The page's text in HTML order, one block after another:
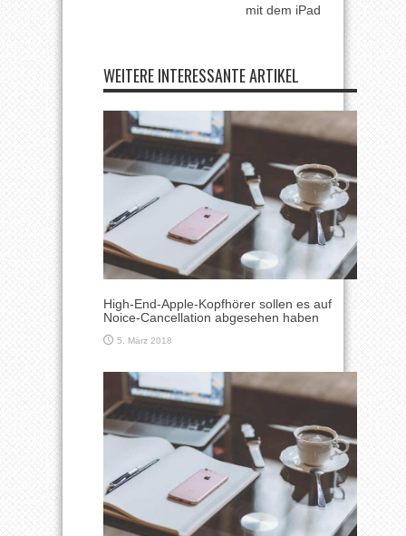
mit dem iPad
WEITERE INTERESSANTE ARTIKEL
High-End-Apple-Kopfhörer sollen es auf
Noice-Cancellation abgesehen haben
5. März 2018